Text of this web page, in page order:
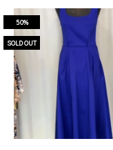
50%
SOLD OUT